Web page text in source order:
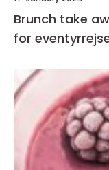
Brunch take
for